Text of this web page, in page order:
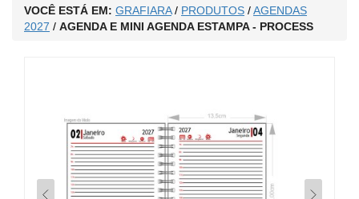
VOCÊ ESTÁ EM: GRAFIARA/ PRODUTOS /AGENDAS
2027 / AGENDA E MINI AGENDA ESTAMPA - PROCESS